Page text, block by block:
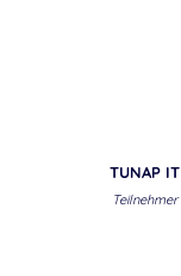
TUNAP IT
Teilnehmer